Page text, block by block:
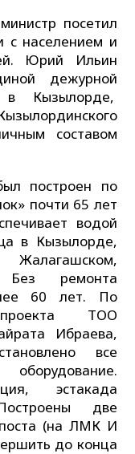
посетил
с населением и
Юрий Ильин
дежурной
в Кызылорде,
составом
построен по
почти 65 лет
водой
в Кызылорде,
Без ремонта
60 лет. По
ТОО
Ибраева,
все
эстакада
две
(на ЛМК И
до конца